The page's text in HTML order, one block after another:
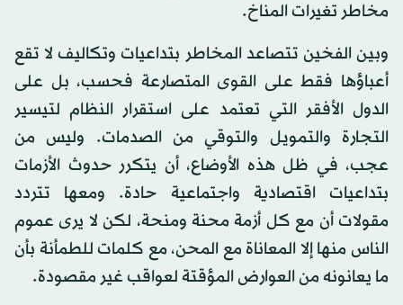
مخاطر تغيرات المناخ.
وبين الفخين تتصاعد المخاطر بتداعيات وتكاليف لا تقع
أعباؤها فقط على القوى المتصارعة فحسب، بل على
الدول الأفقر التي تعتمد على استقرار النظام لتيسير
التجارة والتمويل والتوقي من الصدمات. وليس من
عجب، في ظل هذه الأوضاع، أن يتكرر حدوث الأزمات
بتداعيات اقتصادية واجتماعية حادة. ومعها تتردد
مقولات أن مع كل أزمة محنة ومنحة، لكن لا يرى عموم
الناس منها إلا المعاناة مع المحن، مع كلمات للطمأنة بأن
ما يعانونه من العوارض المؤقتة لعواقب غير مقصودة.